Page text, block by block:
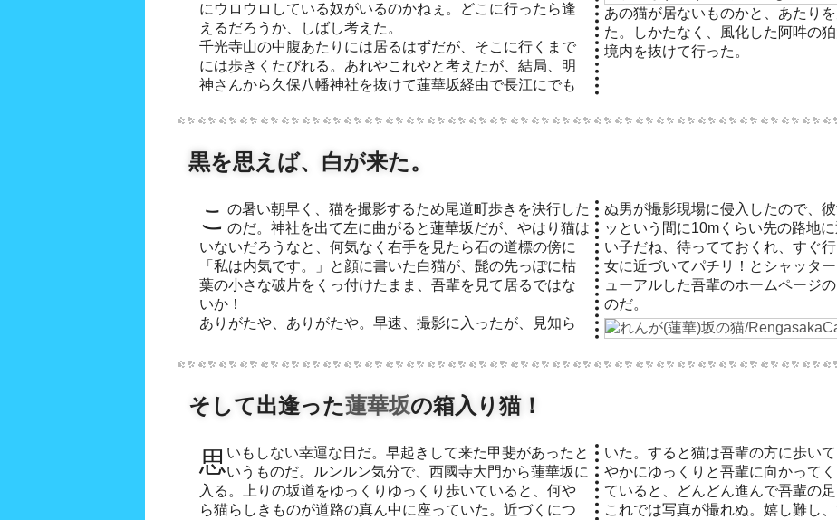
にウロウロしている奴がいるのかねぇ。どこに行ったら逢
えるだろうか、しばし考えた。
千光寺山の中腹あたりには居るはずだが、そこに行くまで
には歩きくたびれる。あれやこれやと考えたが、結局、明
神さんから久保八幡神社を抜けて蓮華坂経由で長江にでも
あの猫が居ないものかと、あたり
た。しかたなく、風化した阿吽の
境内を抜けて行った。
黒を思えば、白が来た。
この暑い朝早く、猫を撮影するため尾道町歩きを決行した のだ。神社を出て左に曲がると蓮華坂だが、やはり猫は
いないだろうなと、何気なく右手を見たら石の道標の傍に
「私は内気です。」と顔に書いた白猫が、髭の先っぽに枯
葉の小さな破片をくっ付けたまま、吾輩を見て居るではな
いか！
ありがたや、ありがたや。早速、撮影に入ったが、見知ら
ぬ男が撮影現場に侵入したので、
ッという間に10mくらい先の路地
い子だね、待ってておくれ、すぐ
女に近づいてパチリ！とシャッタ
ューアルした吾輩のホームページ
のだ。
そして出逢った蓮華坂の箱入り猫！
思いもしない幸運な日だ。早起きして来た甲斐があったというものだ。ルンルン気分で、西國寺大門から蓮華坂に
入る。上りの坂道をゆっくりゆっくり歩いていると、何や
ら猫らしきものが道路の真ん中に座っていた。近づくにつ
いた。すると猫は吾輩の方に歩いてくるではないか！しなやかにゆっくりと吾輩に向かってくる。iphoneを構え待っ
ていると、どんどん進んで吾輩の足元にすり寄ってきた。
これでは写真が撮れぬ。嬉し難し、ひとまず道路にしゃが